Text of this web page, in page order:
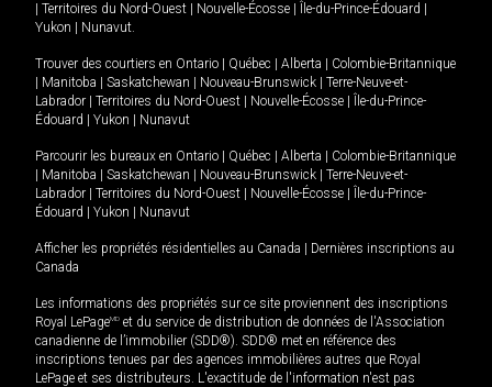
Territoires du Nord-Ouest Nouvelle-Écosse Île-du-Prince-Édouard
Yukon
Nunavut.
Trouver des courtiers en Ontario Québec Alberta
Colombie-Britannique
Manitoba Saskatchewan Nouveau-Brunswick
Terre-Neuve-et-
Labrador
Territoires du Nord-Ouest Nouvelle-Écosse
Île-du-Prince-
Édouard
Yukon Nunavut
Parcourir les bureaux en Ontario Québec Alberta
Colombie-Britannique
Manitoba Saskatchewan Nouveau-Brunswick
Terre-Neuve-et-
Labrador
Territoires du Nord-Ouest Nouvelle-Écosse
Île-du-Prince-
Édouard
Yukon Nunavut
Afficher les propriétés résidentielles au Canada
Dernières inscriptions au
Canada
Les informations des propriétés sur ce site proviennent des inscriptions
Royal LePageMD et du service de distribution de données de l'Association
canadienne de l’immobilier (SDD®). SDD® met en référence des
inscriptions tenues par des agences immobilières autres que Royal
LePage et ses distributeurs. L'exactitude de l'information n'est pas